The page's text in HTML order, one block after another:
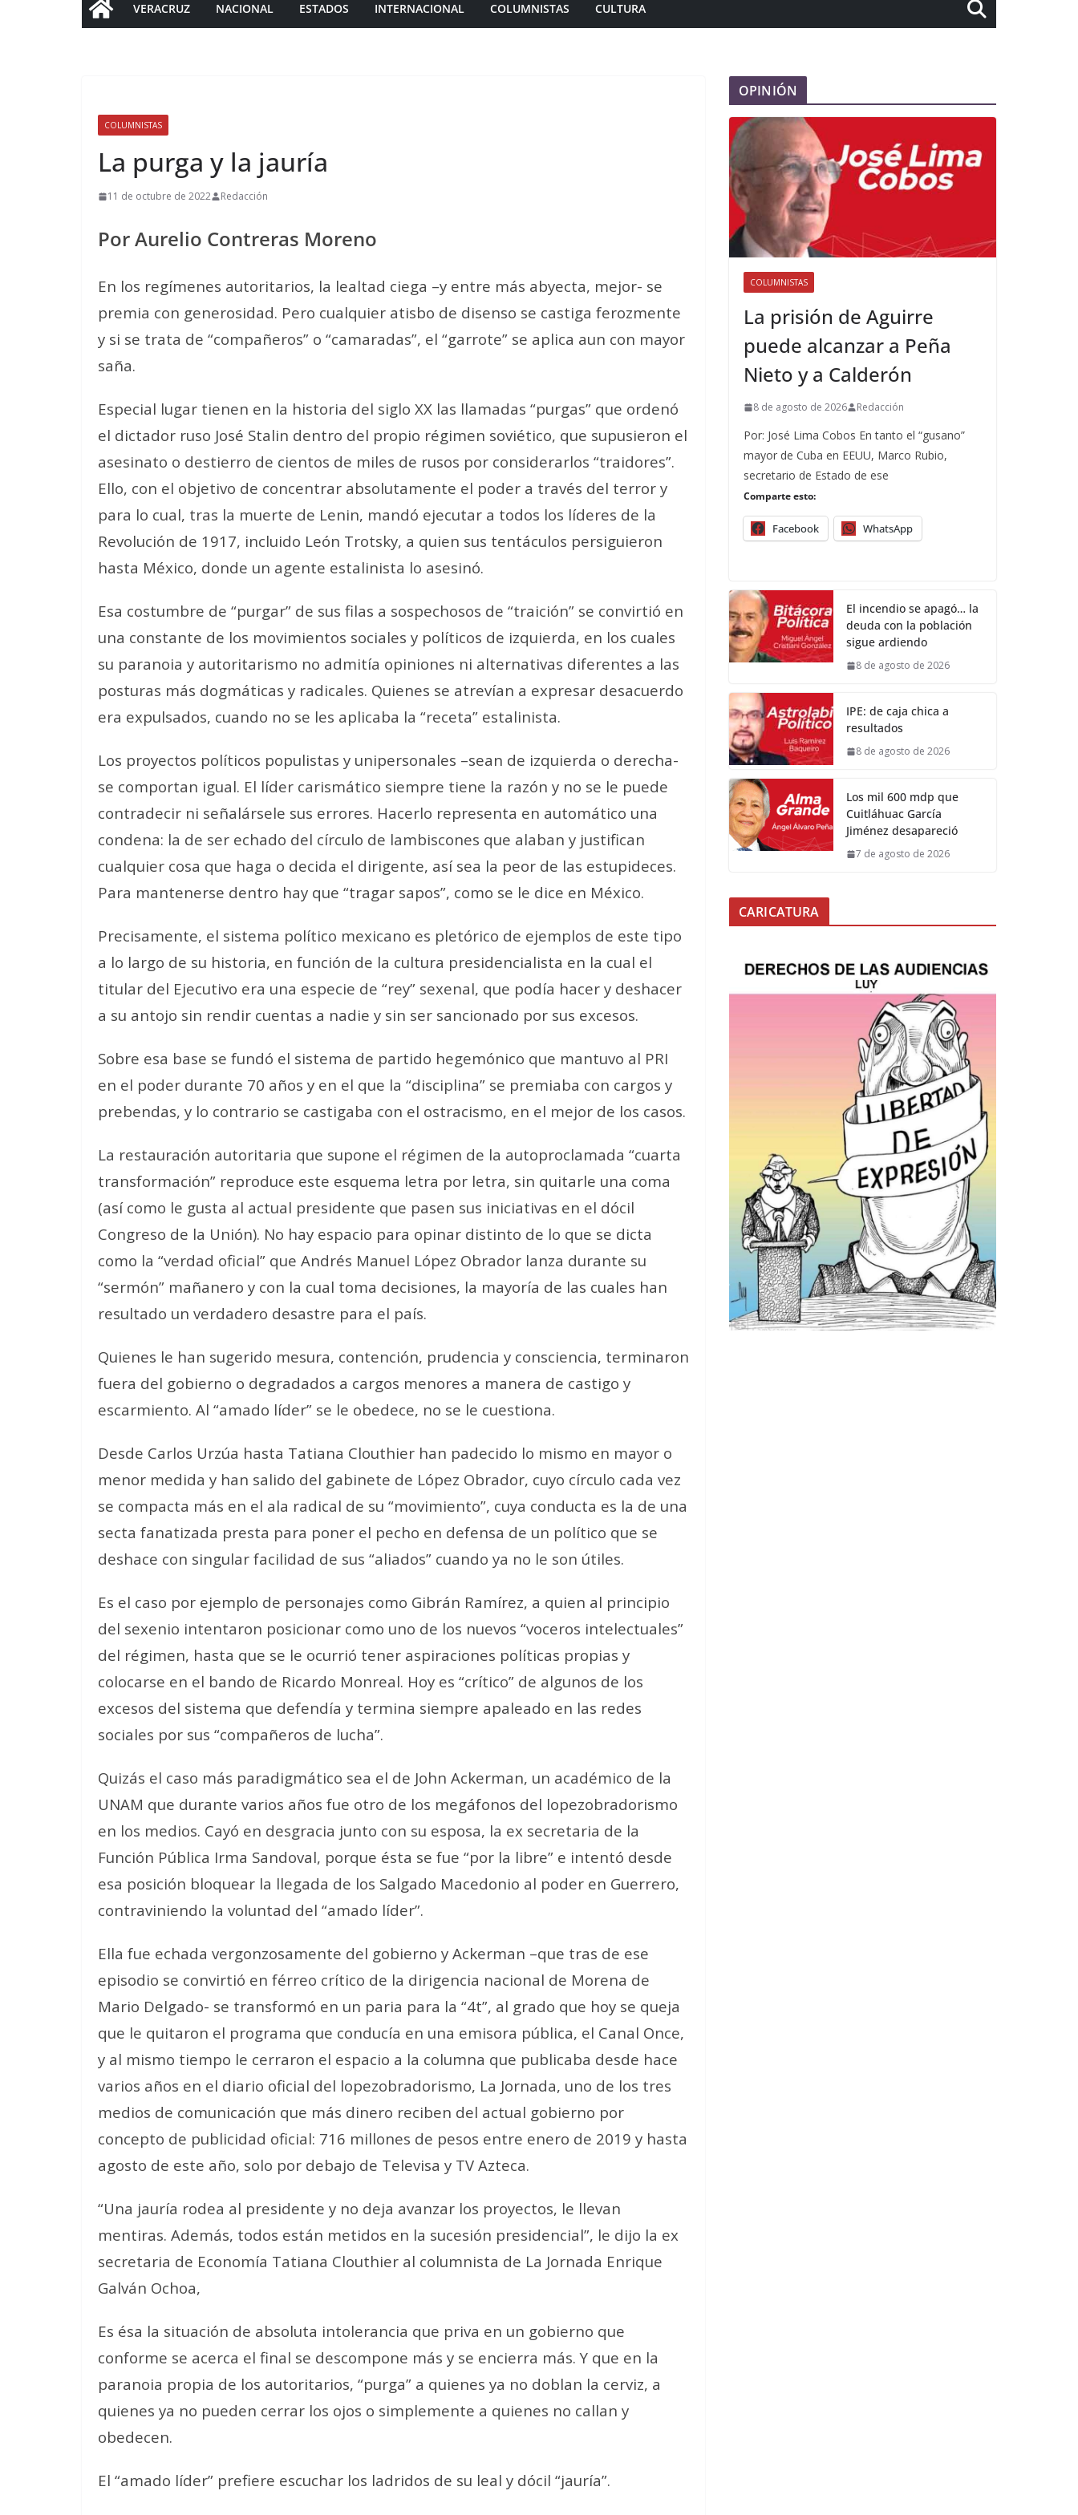
VERACRUZ NACIONAL ESTADOS INTERNACIONAL COLUMNISTAS CULTURA
COLUMNISTAS
La purga y la jauría
11 de octubre de 2022 Redacción
Por Aurelio Contreras Moreno
En los regímenes autoritarios, la lealtad ciega –y entre más abyecta, mejor- se
premia con generosidad. Pero cualquier atisbo de disenso se castiga ferozmente
y si se trata de “compañeros” o “camaradas”, el “garrote” se aplica aun con mayor
saña.
Especial lugar tienen en la historia del siglo XX las llamadas “purgas” que ordenó
el dictador ruso José Stalin dentro del propio régimen soviético, que supusieron el
asesinato o destierro de cientos de miles de rusos por considerarlos “traidores”.
Ello, con el objetivo de concentrar absolutamente el poder a través del terror y
para lo cual, tras la muerte de Lenin, mandó ejecutar a todos los líderes de la
Revolución de 1917, incluido León Trotsky, a quien sus tentáculos persiguieron
hasta México, donde un agente estalinista lo asesinó.
Esa costumbre de “purgar” de sus filas a sospechosos de “traición” se convirtió en
una constante de los movimientos sociales y políticos de izquierda, en los cuales
su paranoia y autoritarismo no admitía opiniones ni alternativas diferentes a las
posturas más dogmáticas y radicales. Quienes se atrevían a expresar desacuerdo
era expulsados, cuando no se les aplicaba la “receta” estalinista.
Los proyectos políticos populistas y unipersonales –sean de izquierda o derecha-
se comportan igual. El líder carismático siempre tiene la razón y no se le puede
contradecir ni señalársele sus errores. Hacerlo representa en automático una
condena: la de ser echado del círculo de lambiscones que alaban y justifican
cualquier cosa que haga o decida el dirigente, así sea la peor de las estupideces.
Para mantenerse dentro hay que “tragar sapos”, como se le dice en México.
Precisamente, el sistema político mexicano es pletórico de ejemplos de este tipo
a lo largo de su historia, en función de la cultura presidencialista en la cual el
titular del Ejecutivo era una especie de “rey” sexenal, que podía hacer y deshacer
a su antojo sin rendir cuentas a nadie y sin ser sancionado por sus excesos.
Sobre esa base se fundó el sistema de partido hegemónico que mantuvo al PRI
en el poder durante 70 años y en el que la “disciplina” se premiaba con cargos y
prebendas, y lo contrario se castigaba con el ostracismo, en el mejor de los casos.
La restauración autoritaria que supone el régimen de la autoproclamada “cuarta
transformación” reproduce este esquema letra por letra, sin quitarle una coma
(así como le gusta al actual presidente que pasen sus iniciativas en el dócil
Congreso de la Unión). No hay espacio para opinar distinto de lo que se dicta
como la “verdad oficial” que Andrés Manuel López Obrador lanza durante su
“sermón” mañanero y con la cual toma decisiones, la mayoría de las cuales han
resultado un verdadero desastre para el país.
Quienes le han sugerido mesura, contención, prudencia y consciencia, terminaron
fuera del gobierno o degradados a cargos menores a manera de castigo y
escarmiento. Al “amado líder” se le obedece, no se le cuestiona.
Desde Carlos Urzúa hasta Tatiana Clouthier han padecido lo mismo en mayor o
menor medida y han salido del gabinete de López Obrador, cuyo círculo cada vez
se compacta más en el ala radical de su “movimiento”, cuya conducta es la de una
secta fanatizada presta para poner el pecho en defensa de un político que se
deshace con singular facilidad de sus “aliados” cuando ya no le son útiles.
Es el caso por ejemplo de personajes como Gibrán Ramírez, a quien al principio
del sexenio intentaron posicionar como uno de los nuevos “voceros intelectuales”
del régimen, hasta que se le ocurrió tener aspiraciones políticas propias y
colocarse en el bando de Ricardo Monreal. Hoy es “crítico” de algunos de los
excesos del sistema que defendía y termina siempre apaleado en las redes
sociales por sus “compañeros de lucha”.
Quizás el caso más paradigmático sea el de John Ackerman, un académico de la
UNAM que durante varios años fue otro de los megáfonos del lopezobradorismo
en los medios. Cayó en desgracia junto con su esposa, la ex secretaria de la
Función Pública Irma Sandoval, porque ésta se fue “por la libre” e intentó desde
esa posición bloquear la llegada de los Salgado Macedonio al poder en Guerrero,
contraviniendo la voluntad del “amado líder”.
Ella fue echada vergonzosamente del gobierno y Ackerman –que tras de ese
episodio se convirtió en férreo crítico de la dirigencia nacional de Morena de
Mario Delgado- se transformó en un paria para la “4t”, al grado que hoy se queja
que le quitaron el programa que conducía en una emisora pública, el Canal Once,
y al mismo tiempo le cerraron el espacio a la columna que publicaba desde hace
varios años en el diario oficial del lopezobradorismo, La Jornada, uno de los tres
medios de comunicación que más dinero reciben del actual gobierno por
concepto de publicidad oficial: 716 millones de pesos entre enero de 2019 y hasta
agosto de este año, solo por debajo de Televisa y TV Azteca.
“Una jauría rodea al presidente y no deja avanzar los proyectos, le llevan
mentiras. Además, todos están metidos en la sucesión presidencial”, le dijo la ex
secretaria de Economía Tatiana Clouthier al columnista de La Jornada Enrique
Galván Ochoa,
Es ésa la situación de absoluta intolerancia que priva en un gobierno que
conforme se acerca el final se descompone más y se encierra más. Y que en la
paranoia propia de los autoritarios, “purga” a quienes ya no doblan la cerviz, a
quienes ya no pueden cerrar los ojos o simplemente a quienes no callan y
obedecen.
El “amado líder” prefiere escuchar los ladridos de su leal y dócil “jauría”.
OPINIÓN
COLUMNISTAS
La prisión de Aguirre
puede alcanzar a Peña
Nieto y a Calderón
8 de agosto de 2026 Redacción
Por: José Lima Cobos En tanto el “gusano”
mayor de Cuba en EEUU, Marco Rubio,
secretario de Estado de ese
Comparte esto:
Facebook WhatsApp
El incendio se apagó… la
deuda con la población
sigue ardiendo
8 de agosto de 2026
IPE: de caja chica a
resultados
8 de agosto de 2026
Los mil 600 mdp que
Cuitláhuac García
Jiménez desapareció
7 de agosto de 2026
CARICATURA